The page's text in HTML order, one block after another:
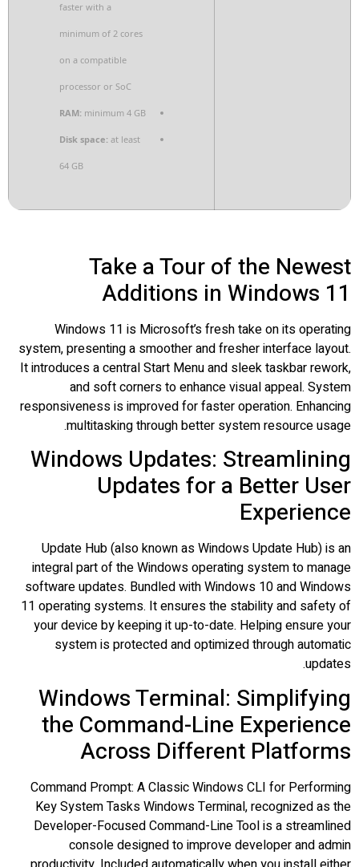
faster with a
minimum of 2 cores
on a compatible
processor or SoC
RAM: minimum 4 GB
Disk space: at least
64 GB
Take a Tour of the Newest
Additions in Windows 11
Windows 11 is Microsoft’s fresh take on its operating
system, presenting a smoother and fresher interface layout.
It introduces a central Start Menu and sleek taskbar rework,
and soft corners to enhance visual appeal. System
responsiveness is improved for faster operation. Enhancing
multitasking through better system resource usage.
Windows Updates: Streamlining
Updates for a Better User
Experience
Update Hub (also known as Windows Update Hub) is an
integral part of the Windows operating system to manage
software updates. Bundled with Windows 10 and Windows
11 operating systems. It ensures the stability and safety of
your device by keeping it up-to-date. Helping ensure your
system is protected and optimized through automatic
updates.
Windows Terminal: Simplifying
the Command-Line Experience
Across Different Platforms
Command Prompt: A Classic Windows CLI for Performing
Key System Tasks Windows Terminal, recognized as the
Developer-Focused Command-Line Tool is a streamlined
console designed to improve developer and admin